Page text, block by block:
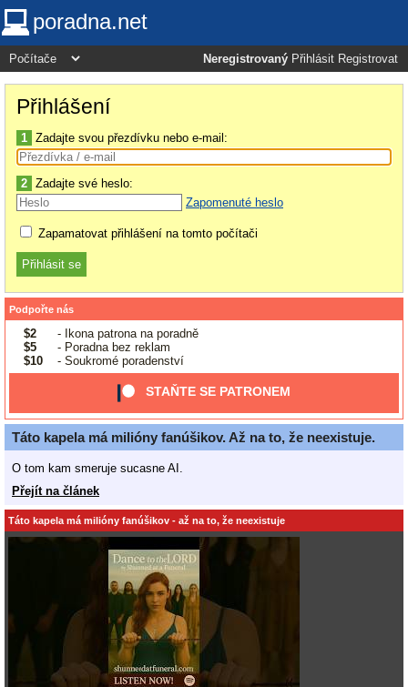
poradna.net
Neregistrovaný Přihlásit Registrovat
Přihlášení
1 Zadajte svou přezdívku nebo e-mail:
2 Zadajte své heslo:
Zapomenuté heslo
Zapamatovat přihlášení na tomto počítači
Podpořte nás
$2
- Ikona patrona na poradně
$5
- Poradna bez reklam
$10
- Soukromé poradenství
STAŇTE SE PATRONEM
Táto kapela má milióny fanúšikov. Až na to, že neexistuje.
O tom kam smeruje sucasne AI.
Přejít na článek
Táto kapela má milióny fanúšikov - až na to, že neexistuje